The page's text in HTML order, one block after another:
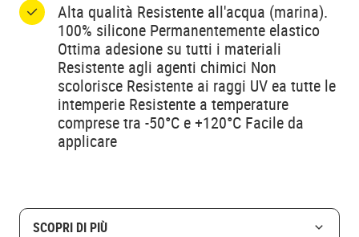
Alta qualità Resistente all'acqua (marina).
100% silicone Permanentemente elastico
Ottima adesione su tutti i materiali
Resistente agli agenti chimici Non
scolorisce Resistente ai raggi UV ea tutte le
intemperie Resistente a temperature
comprese tra -50°C e +120°C Facile da
applicare
SCOPRI DI PIÙ